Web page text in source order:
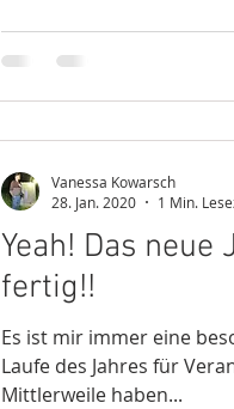
Yeah! Das
fertig!!
Es ist mir immer eine
Laufe des Jahres für
Mittlerweile haben...
Vanessa Kowarsch
28. Jan. 2020
1 Min.